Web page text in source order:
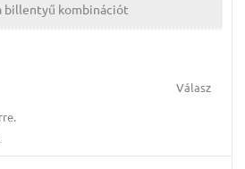
billentyű kombinációt
Válasz